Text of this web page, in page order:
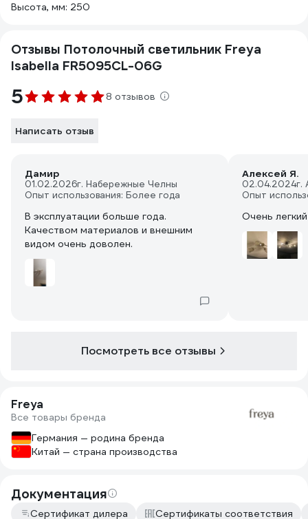
Высота, мм: 250
Отзывы Потолочный светильник Freya
Isabella FR5095CL-06G
5 8 отзывов
Написать отзыв
Дамир
01.02.2026г. Набережные Челны
Опыт использования: Более года
В эксплуатации больше года.
Качеством материалов и внешним
видом очень доволен.
Алексей Я.
02.04.2024г.
Опыт
Очень
Посмотреть все отзывы
Freya
Все товары бренда
Германия — родина бренда
Китай — страна производства
Документация
Сертификат дилера Сертификаты соответствия